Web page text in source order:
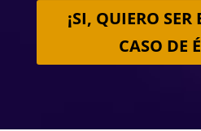
¡SI, QUIERO
CASO DE